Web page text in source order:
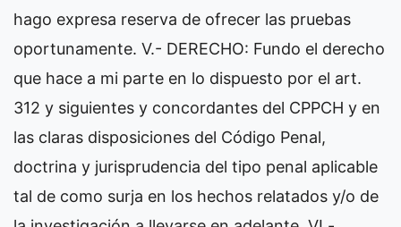
hago expresa reserva de ofrecer las pruebas
oportunamente. V.- DERECHO: Fundo el derecho
que hace a mi parte en lo dispuesto por el art.
312 y siguientes y concordantes del CPPCH y en
las claras disposiciones del Código Penal,
doctrina y jurisprudencia del tipo penal aplicable
tal de como surja en los hechos relatados y/o de